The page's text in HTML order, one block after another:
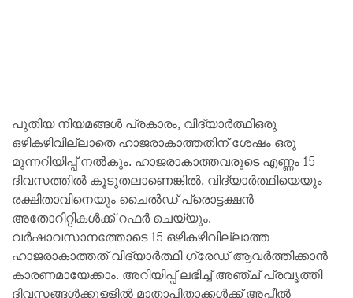
പുതിയ നിയമങ്ങൾ പ്രകാരം, വിദ്യാർത്ഥിഒരു
ഒഴികഴിവില്ലാതെ ഹാജരാകാത്തതിന് ശേഷം ഒരു
മുന്നറിയിപ്പ് നൽകും. ഹാജരാകാത്തവരുടെ എണ്ണം 15
ദിവസത്തിൽ കൂടുതലാണെങ്കിൽ, വിദ്യാർത്ഥിയെയും
രക്ഷിതാവിനെയും ചൈൽഡ് പ്രൊട്ടക്ഷൻ
അതോറിറ്റികൾക്ക് റഫർ ചെയ്യും.
വർഷാവസാനത്തോടെ 15 ഒഴികഴിവില്ലാത്ത
ഹാജരാകാത്തത് വിദ്യാർത്ഥി ഗ്രേഡ് ആവർത്തിക്കാൻ
കാരണമായേക്കാം. അറിയിപ്പ് ലഭിച്ച് അഞ്ച് പ്രവൃത്തി